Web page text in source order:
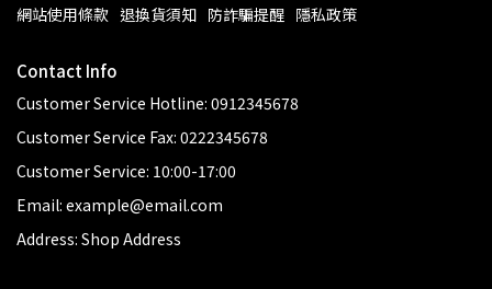
網站使用條款 退換貨須知 防詐騙提醒 隱私政策
Contact Info
Customer Service Hotline: 0912345678
Customer Service Fax: 0222345678
Customer Service: 10:00-17:00
Email: example@email.com
Address: Shop Address